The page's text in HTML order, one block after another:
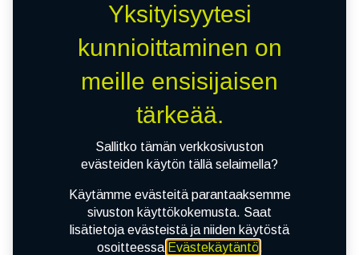
Yksityisyytesi
kunnioittaminen on
meille ensisijaisen
tärkeää.
Sallitko tämän verkkosivuston
evästeiden käytön tällä selaimella?
Käytämme evästeitä parantaaksemme
sivuston käyttökokemusta. Saat
lisätietoja evästeistä ja niiden käytöstä
osoitteessa Evästekäytäntö.